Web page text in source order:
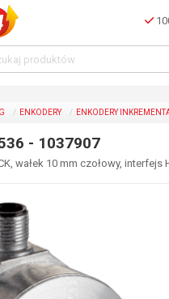
ENKODERY ENKODERY
- 1037907
wałek 10 mm czołowy,